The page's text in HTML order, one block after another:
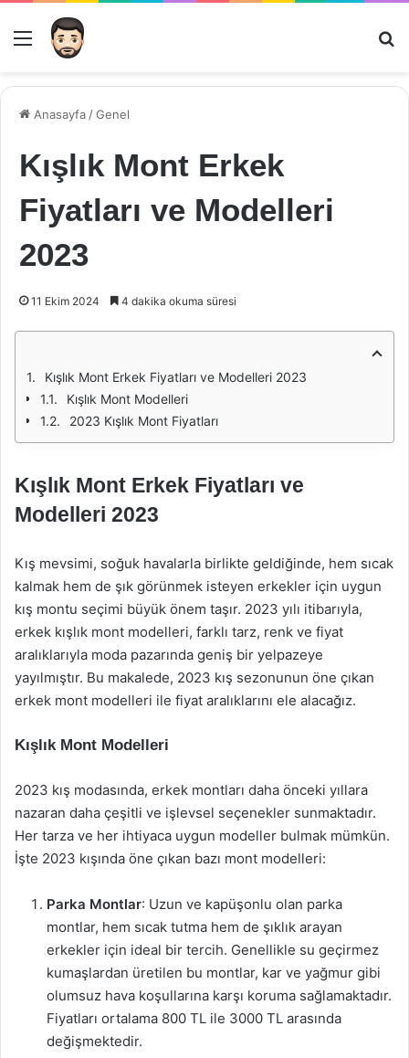
Menü
Anasayfa /Genel
Kışlık Mont Erkek
Fiyatları ve Modelleri
2023
11 Ekim 2024 4 dakika okuma süresi
Kışlık Mont Erkek Fiyatları ve Modelleri 2023
Kışlık Mont Modelleri
2023 Kışlık Mont Fiyatları
Kışlık Mont Erkek Fiyatları ve
Modelleri 2023
Kış mevsimi, soğuk havalarla birlikte geldiğinde, hem sıcak
kalmak hem de şık görünmek isteyen erkekler için uygun
kış montu seçimi büyük önem taşır. 2023 yılı itibarıyla,
erkek kışlık mont modelleri, farklı tarz, renk ve fiyat
aralıklarıyla moda pazarında geniş bir yelpazeye
yayılmıştır. Bu makalede, 2023 kış sezonunun öne çıkan
erkek mont modelleri ile fiyat aralıklarını ele alacağız.
Kışlık Mont Modelleri
2023 kış modasında, erkek montları daha önceki yıllara
nazaran daha çeşitli ve işlevsel seçenekler sunmaktadır.
Her tarza ve her ihtiyaca uygun modeller bulmak mümkün.
İşte 2023 kışında öne çıkan bazı mont modelleri:
Parka Montlar: Uzun ve kapüşonlu olan parka
montlar, hem sıcak tutma hem de şıklık arayan
erkekler için ideal bir tercih. Genellikle su geçirmez
kumaşlardan üretilen bu montlar, kar ve yağmur gibi
olumsuz hava koşullarına karşı koruma sağlamaktadır.
Fiyatları ortalama 800 TL ile 3000 TL arasında
değişmektedir.